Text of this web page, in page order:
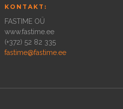
KONTAKT:
FASTIME OÜ
www.fastime.ee
(+372) 52 82 335
fastime@fastime.ee